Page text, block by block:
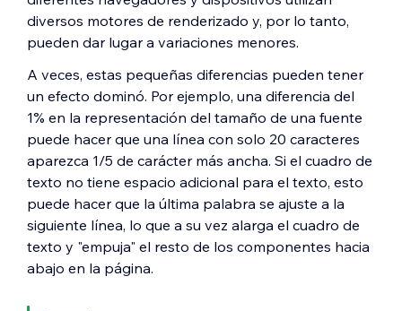
diversos motores de renderizado y, por lo tanto,
pueden dar lugar a variaciones menores.
A veces, estas pequeñas diferencias pueden tener
un efecto dominó. Por ejemplo, una diferencia del
1% en la representación del tamaño de una fuente
puede hacer que una línea con solo 20 caracteres
aparezca 1/5 de carácter más ancha. Si el cuadro de
texto no tiene espacio adicional para el texto, esto
puede hacer que la última palabra se ajuste a la
siguiente línea, lo que a su vez alarga el cuadro de
texto y "empuja" el resto de los componentes hacia
abajo en la página.